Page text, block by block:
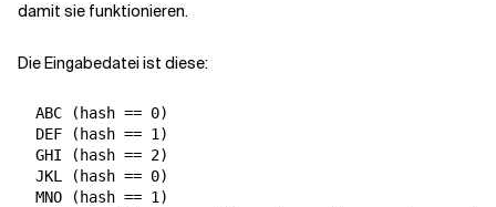
damit sie funktionieren.
Die Eingabedatei ist diese:
  ABC (hash == 0)
  DEF (hash == 1)
  GHI (hash == 2)
  JKL (hash == 0)
  MNO (hash == 1)